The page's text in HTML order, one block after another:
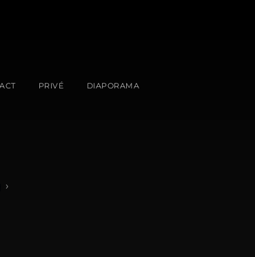
PRIVÉ DIAPORAMA